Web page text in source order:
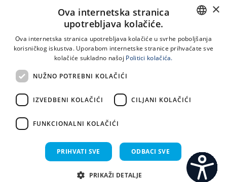
Spinčićeva 1, 21000 Split
LINKOVI
Uvjeti korištenja
CROATIAN
×
Ova internetska stranica
upotrebljava kolačiće.
Ova internetska stranica upotrebljava kolačiće u svrhe poboljšanja
korisničkog iskustva. Uporabom internetske stranice prihvaćate sve
kolačiće sukladno našoj Politici kolačića.
NUŽNO POTREBNI KOLAČIĆI
IZVEDBENI KOLAČIĆI CILJANI KOLAČIĆI
FUNKCIONALNI KOLAČIĆI
PRIHVATI SVE ODBACI SVE
PRIKAŽI DETALJE